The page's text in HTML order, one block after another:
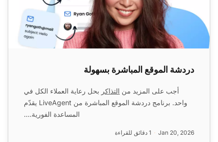
دردشة الموقع المباشرة بسهولة
أجب على المزيد من التذاكر بحل رعاية العملاء الكل في
واحد. برنامج دردشة الموقع المباشرة من LiveAgent يقدّم
المساعدة الفورية....
Jan 20, 2026 1 دقائق للقراءة